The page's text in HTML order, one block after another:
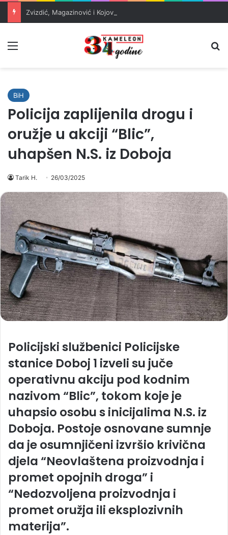
BiH
Policija zaplijenila drogu i
oružje u akciji “Blic”,
uhapšen N.S. iz Doboja
Tarik H. 26/03/2025
Policijski službenici Policijske
stanice Doboj 1 izveli su juče
operativnu akciju pod kodnim
nazivom “Blic”, tokom koje je
uhapsio osobu s inicijalima N.S. iz
Doboja. Postoje osnovane sumnje
da je osumnjičeni izvršio krivična
djela “Neovlaštena proizvodnja i
promet opojnih droga” i
“Nedozvoljena proizvodnja i
promet oružja ili eksplozivnih
materija”.